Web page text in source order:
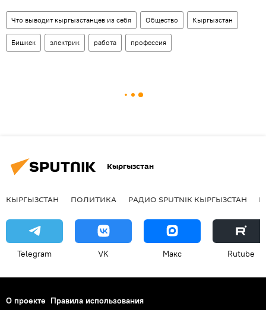
Что выводит кыргызстанцев из себя Общество Кыргызстан
Бишкек электрик работа профессия
Кыргызстан
КЫРГЫЗСТАН ПОЛИТИКА РАДИО SPUTNIK КЫРГЫЗСТАН
Telegram VK Макс Rutube
О проекте Правила использования